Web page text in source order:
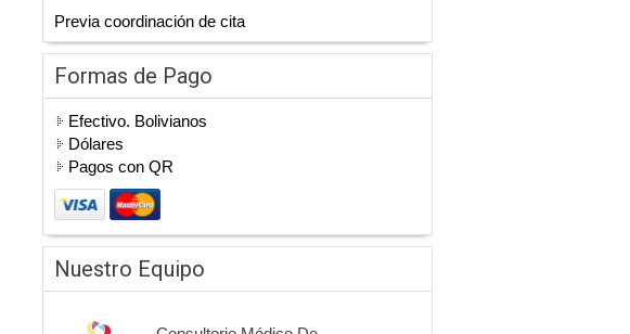
Previa coordinación de cita
Formas de Pago
Efectivo. Bolivianos
Dólares
Pagos con QR
Nuestro Equipo